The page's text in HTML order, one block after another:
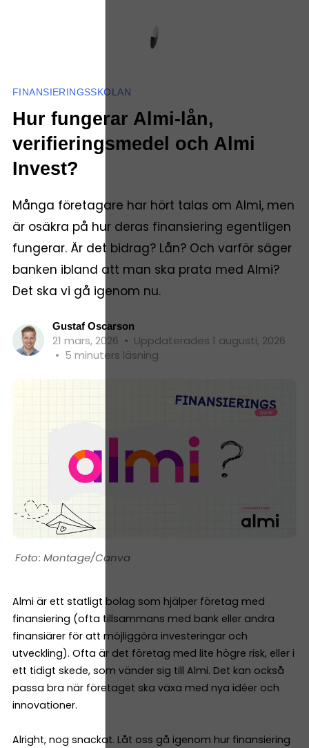
FINANSIERINGSSKOLAN
Hur fungerar Almi-lån,
verifieringsmedel och Almi
Invest?
Många företagare har hört talas om Almi, men
är osäkra på hur deras finansiering egentligen
fungerar. Är det bidrag? Lån? Och varför säger
banken ibland att man ska prata med Almi?
Det ska vi gå igenom nu.
Gustaf Oscarson
21 mars, 2026 • Uppdaterades 1 augusti, 2026
• 5 minuters läsning
Montage/Canva
Almi är ett statligt bolag som hjälper företag med
finansiering (ofta tillsammans med bank eller andra
finansiärer för att möjliggöra investeringar och
utveckling). Ofta är det företag med lite högre risk, eller i
ett tidigt skede, som vänder sig till Almi. Det kan också
passa bra när företaget ska växa med nya idéer och
innovationer.
Alright, nog snackat. Låt oss gå igenom hur finansiering